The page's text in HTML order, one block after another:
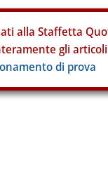
alla Staffetta
gli
di prova